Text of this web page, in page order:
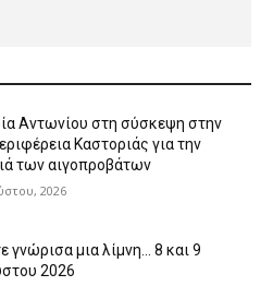
Αντωνίου στη σύσκεψη στην
Καστοριάς για την
των αιγοπροβάτων
2026
γνώρισα μια λίμνη… 8 και 9
2026